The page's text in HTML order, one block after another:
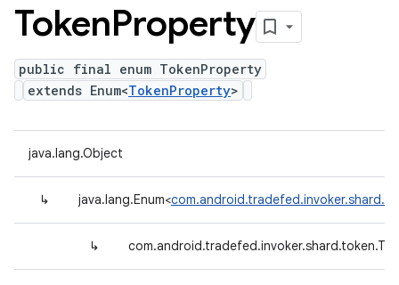
TokenProperty
public final enum TokenProperty
extends Enum<TokenProperty>
java.lang.Object
↳ java.lang.Enum<
↳